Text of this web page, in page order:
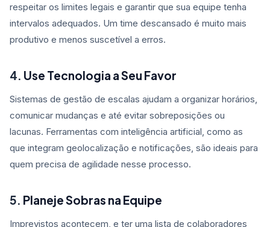
respeitar os limites legais e garantir que sua equipe tenha
intervalos adequados. Um time descansado é muito mais
produtivo e menos suscetível a erros.
4. Use Tecnologia a Seu Favor
Sistemas de gestão de escalas ajudam a organizar horários,
comunicar mudanças e até evitar sobreposições ou
lacunas. Ferramentas com inteligência artificial, como as
que integram geolocalização e notificações, são ideais para
quem precisa de agilidade nesse processo.
5. Planeje Sobras na Equipe
Imprevistos acontecem, e ter uma lista de colaboradores